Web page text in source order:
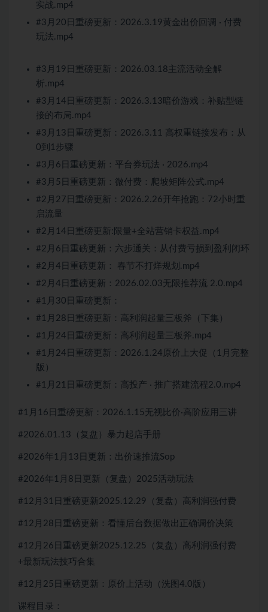
实战.mp4
#3月20日重磅更新：2026.3.19黄金出价回调 · 付费
玩法.mp4
#3月19日重磅更新：2026.03.18主流活动全解
析.mp4
#3月14日重磅更新：2026.3.13暗价游戏：补贴型链
接的布局.mp4
#3月13日重磅更新：2026.3.11 高权重链接发布：从
0到1步骤
#3月6日重磅更新：平台券玩法 · 2026.mp4
#3月5日重磅更新：微付费：爬坡矩阵公式.mp4
#2月27日重磅更新：2026.2.26开年抢跑：72小时重
启流量
#2月14日重磅更新:限量+全站营销卡权益.mp4
#2月6日重磅更新：六步通关：从付费亏损到盈利闭环
#2月4日重磅更新： 春节不打烊规划.mp4
#2月4日重磅更新：2026.02.03无限推荐流 2.0.mp4
#1月30日重磅更新：
#1月28日重磅更新：高利润起量三板斧（下集）
#1月24日重磅更新：高利润起量三板斧.mp4
#1月24日重磅更新：2026.1.24原价上大促（1月完整
版）
#1月21日重磅更新：高投产 · 推广搭建流程2.0.mp4
#1月16日重磅更新：2026.1.15无视比价·高阶应用三讲
#2026.01.13（复盘）暴力起店手册
#2026年1月13日更新：出价速推流Sop
#2026年1月8日更新（复盘）2025活动玩法
#12月31日重磅更新2025.12.29（复盘）高利润强付费
#12月28日重磅更新：看懂后台数据做出正确调价决策
#12月26日重磅更新2025.12.25（复盘）高利润强付费
+最新玩法技巧合集
#12月25日重磅更新：原价上活动（洗图4.0版）
课程目录：